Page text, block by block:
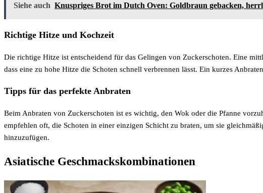
Siehe auch Knuspriges Brot im Dutch Oven: Goldbraun gebacken,
Richtige Hitze und Kochzeit
Die richtige Hitze ist entscheidend für das Gelingen von Zuckerschoten. Eine
dass eine zu hohe Hitze die Schoten schnell verbrennen lässt. Ein kurzes
Tipps für das perfekte Anbraten
Beim Anbraten von Zuckerschoten ist es wichtig, den Wok oder die Pfanne
empfehlen oft, die Schoten in einer einzigen Schicht zu braten, um sie
hinzuzufügen.
Asiatische Geschmackskombinationen